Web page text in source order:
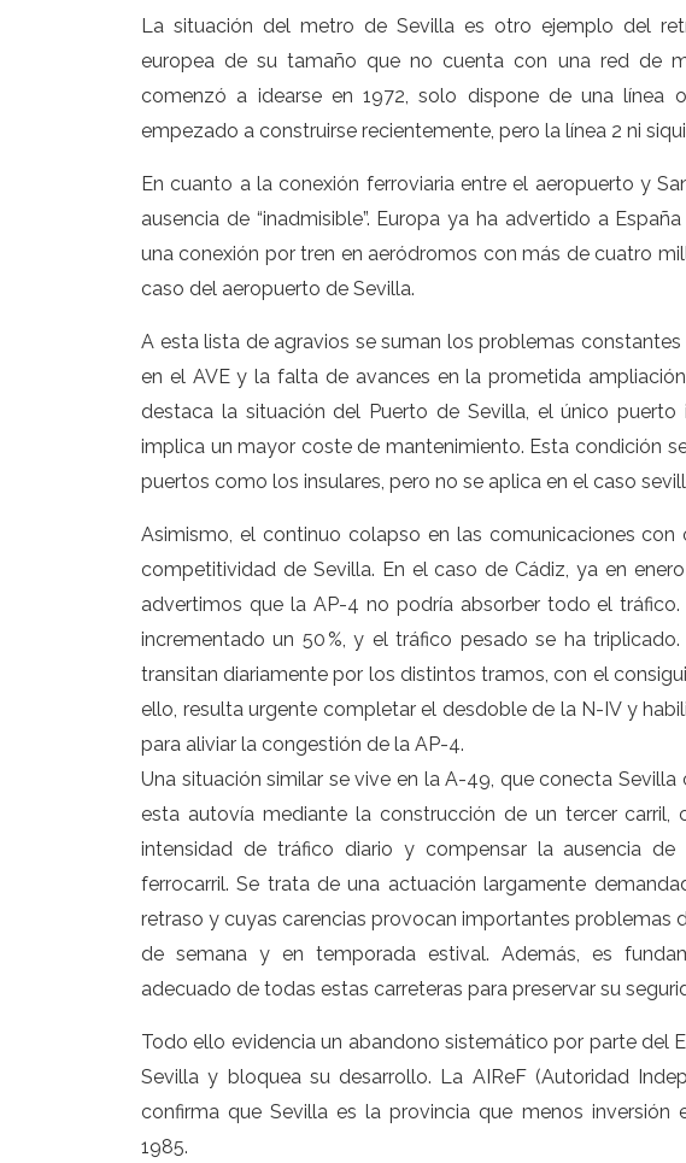
La situación del metro de Sevilla es otro ejemplo del
europea de su tamaño que no cuenta con una red de
comenzó a idearse en 1972, solo dispone de una línea
empezado a construirse recientemente, pero la línea 2 ni
En cuanto a la conexión ferroviaria entre el aeropuerto y
ausencia de “inadmisible”. Europa ya ha advertido a
una conexión por tren en aeródromos con más de cuatro
caso del aeropuerto de Sevilla.
A esta lista de agravios se suman los problemas constantes
en el AVE y la falta de avances en la prometida
destaca la situación del Puerto de Sevilla, el único puerto
implica un mayor coste de mantenimiento. Esta condición
puertos como los insulares, pero no se aplica en el caso
Asimismo, el continuo colapso en las comunicaciones
competitividad de Sevilla. En el caso de Cádiz, ya en
advertimos que la AP-4 no podría absorber todo el
incrementado un 50 %, y el tráfico pesado se ha
transitan diariamente por los distintos tramos, con el
ello, resulta urgente completar el desdoble de la N-IV y
para aliviar la congestión de la AP-4.
Una situación similar se vive en la A-49, que conecta
esta autovía mediante la construcción de un tercer
intensidad de tráfico diario y compensar la ausencia
ferrocarril. Se trata de una actuación largamente
retraso y cuyas carencias provocan importantes problemas
de semana y en temporada estival. Además, es
adecuado de todas estas carreteras para preservar su
Todo ello evidencia un abandono sistemático por parte del
Sevilla y bloquea su desarrollo. La AIReF (Autoridad
confirma que Sevilla es la provincia que menos inversión
1985.